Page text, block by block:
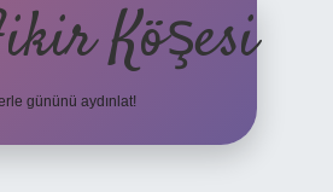
Köşesi
gününü aydınlat!